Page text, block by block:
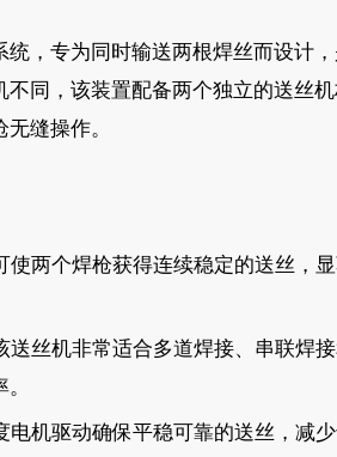
，专为同时输送两根焊丝而设计
同，该装置配备两个独立的送丝
缝操作。
两个焊枪获得连续稳定的送丝，
丝机非常适合多道焊接、串联焊接
机驱动确保平稳可靠的送丝，减